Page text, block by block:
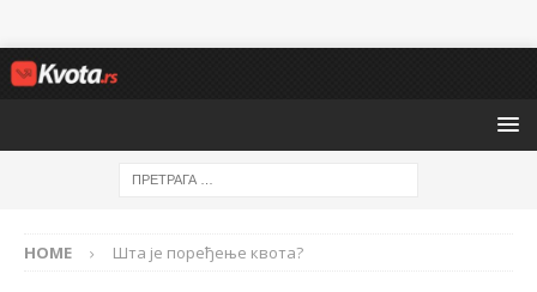
HOME Шта је поређење квота?